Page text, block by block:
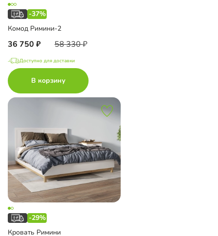
-37%
Комод Римини-2
36 750 58 330
Доступно для доставки
В корзину
-29%
Кровать Римини